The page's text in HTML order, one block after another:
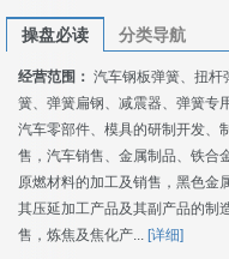
操盘必读 分类导航
经营范围： 汽车钢板弹簧、扭杆
簧、弹簧扁钢、减震器、弹簧专
汽车零部件、模具的研制开发、
售，汽车销售、金属制品、铁合
原燃材料的加工及销售，黑色金
其压延加工产品及其副产品的制
售，炼焦及焦化产... [详细]